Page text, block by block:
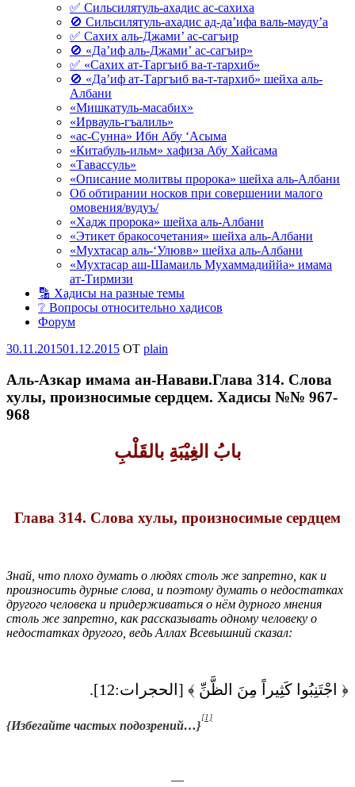
✅ Сильсилятуль-ахадис ас-сахиха
🚫 Сильсилятуль-ахадис ад-да’ифа валь-мауду’а
✅ Сахих аль-Джами’ ас-сагъир
🚫 «Да’иф аль-Джами’ ас-сагъир»
✅ «Сахих ат-Таргъиб ва-т-тархиб»
🚫 «Да’иф ат-Таргъиб ва-т-тархиб» шейха аль-
Албани
«Мишкатуль-масабих»
«Ирвауль-гъалиль»
«ас-Сунна» Ибн Абу ‘Асыма
«Китабуль-ильм» хафиза Абу Хайсама
«Тавассуль»
«Описание молитвы пророка» шейха аль-Албани
Об обтирании носков при совершении малого
омовения/вудуъ/
«Хадж пророка» шейха аль-Албани
«Этикет бракосочетания» шейха аль-Албани
«Мухтасар аль-‘Улювв» шейха аль-Албани
«Мухтасар аш-Шамаиль Мухаммадиййа» имама
ат-Тирмизи
🔡 Хадисы на разные темы
❔ Вопросы относительно хадисов
Форум
Опубликовано
30.11.201501.12.2015 OT plain
Аль-Азкар имама ан-Навави.Глава 314. Слова
хулы, произносимые сердцем. Хадисы №№ 967-
968
بابُ الغِيْبَةِ بالقَلْبِ
Глава 314. Слова хулы, произносимые сердцем
Знай, что плохо думать о людях столь же запретно, как и
произносить дурные слова, и поэтому думать о недостатках
другого человека и придерживаться о нём дурного мнения
столь же запретно, как рассказывать одному человеку о
недостатках другого, ведь Аллах Всевышний сказал:
﴿ ‏اجْتَنِبُوا كَثِيراً مِنَ الظَّنِّ‏ ﴾‏ ‏[‏الحجرات‏:‏12‏]‏‏.‏
{Избегайте частых подозрений…}
[1]
—